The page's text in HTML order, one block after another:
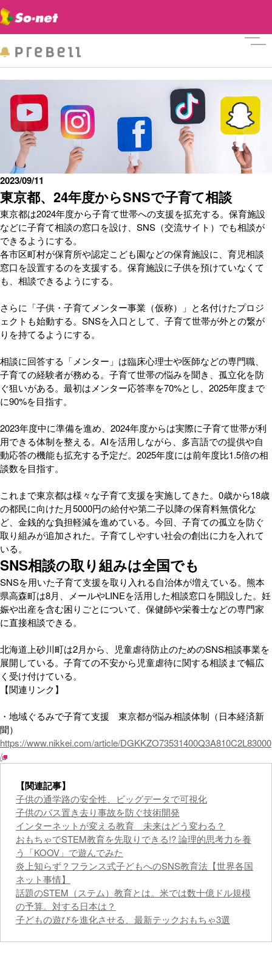
東京都、24年度からSNSで子育て相談
2023/09/11
東京都は2024年度から子育て世帯への支援を拡充する。保育施設
などに子育て相談の窓口を設け、SNS（交流サイト）でも相談が
できるようにする。
各市区町村が保育所や認定こども園などの保育施設に、育児相談
窓口を設置するのを支援する。保育施設に子供を預けていなくて
も、相談できるようにする。
さらに「子供・子育てメンター事業（仮称）」と名付けたプロジ
ェクトも始動する。SNSを入口として、子育て世帯が外との繋が
りを持てるようにする。
相談に回答する「メンター」は臨床心理士や医師などの専門職、
子育ての経験者が務める。子育て世帯の悩みを聞き、孤立化を防
ぐ狙いがある。最初はメンター応答率を70%とし、2025年度まで
に90%を目指す。
2023年度中に準備を進め、2024年度からは実際に子育て世帯が利
用できる体制を整える。AIを活用しながら、多言語での提供や自
動応答の機能も拡充する予定だ。2025年度には前年度比1.5倍の相
談数を目指す。
これまで東京都は様々な子育て支援を実施してきた。0歳から18歳
の都民に向けた月5000円の給付や第二子以降の保育料無償化な
ど、金銭的な負担軽減を進めている。今回、子育ての孤立を防ぐ
取り組みが追加された。子育てしやすい社会の創出に力を入れて
いる。
SNS相談の取り組みは全国でも
SNSを用いた子育て支援を取り入れる自治体が増えている。熊本
県高森町は8月、メールやLINEを活用した相談窓口を開設した。妊
娠や出産を含む困りごとについて、保健師や栄養士などの専門家
に直接相談できる。
北海道上砂川町は2月から、児童虐待防止のためのSNS相談事業を
展開している。子育ての不安から児童虐待に関する相談まで幅広
く受け付けている。
【関連リンク】
・地域ぐるみで子育て支援 東京都が悩み相談体制（日本経済新
聞）
https://www.nikkei.com/article/DGKKZO73531400Q3A810C2L83000
/
【関連記事】
子供の通学路の安全性、ビッグデータで可視化
子供のバス置き去り事故を防ぐ技術開発
インターネットが変える教育 未来はどう変わる？
おもちゃでSTEM教育を先取りできる!? 論理的思考力を養
う「KOOV」で遊んでみた
炎上知らず？フランス式子どもへのSNS教育法【世界各国
ネット事情】
話題のSTEM（ステム）教育とは。米では数十億ドル規模
の予算。対する日本は？
子どもの遊びを進化させる、最新テックおもちゃ3選